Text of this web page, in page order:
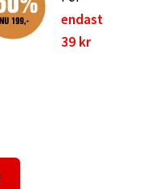
endast
39 kr